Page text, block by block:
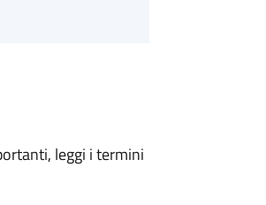
leggi i termini